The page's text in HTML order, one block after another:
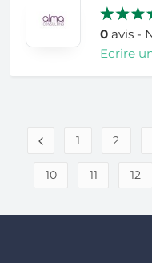
0avis -
Ecrire
1 2
10 11 12